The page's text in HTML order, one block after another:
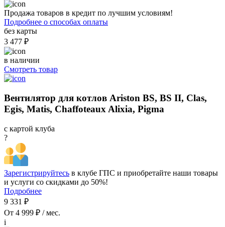
Продажа товаров в кредит по лучшим условиям!
Подробнее о способах оплаты
без карты
3 477 ₽
в наличии
Смотреть товар
Вентилятор для котлов Ariston BS, BS II, Clas,
Egis, Matis, Chaffoteaux Alixia, Pigma
с картой клуба
?
Зарегистрируйтесь в клубе ГПС и приобретайте наши товары
и услуги со скидками до 50%!
Подробнее
9 331 ₽
От 4 999 ₽ / мес.
i